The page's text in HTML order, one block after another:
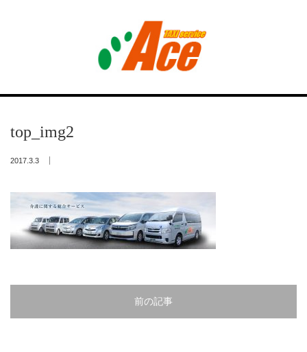
top_img2
2017.3.3
前の記事
西里の家
遊人倶楽部
会社概要･採用情報
お問合せ